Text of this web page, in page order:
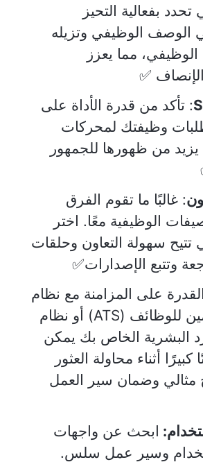
تحدد بفعالية التحيز
الوصف الوظيفي وتزيله
مما يعزز
✅
: تأكد من قدرة الأداة على
وظيفتك لمحركات
يزيد من ظهورها للجمهور
: غالبًا ما تقوم الفرق
الوظيفية معًا. اختر
تتيح سهولة التعاون وحلقات
وتتبع الإصدارات✅
على المزامنة مع نظام
تتبع المتقدمين للوظائف (ATS) أو نظام
البشرية الخاص بك يمكن
أثناء محاولة العثور
وضمان سير العمل
ابحث عن واجهات
وسير عمل سلس.